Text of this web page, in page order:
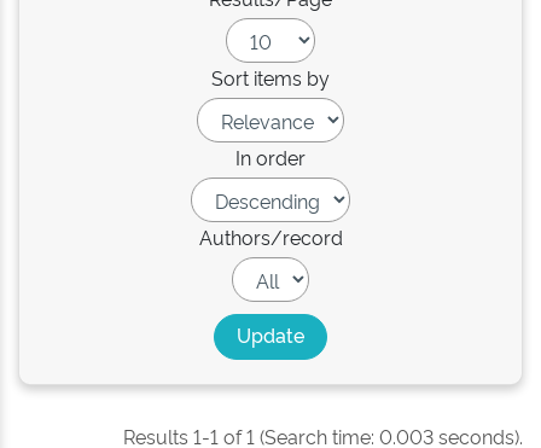
Sort items by
In order
Authors/record
Results 1-1 of 1 (Search time: 0.003 seconds).